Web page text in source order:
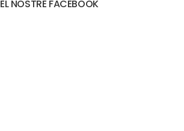
EL NOSTRE FACEBOOK